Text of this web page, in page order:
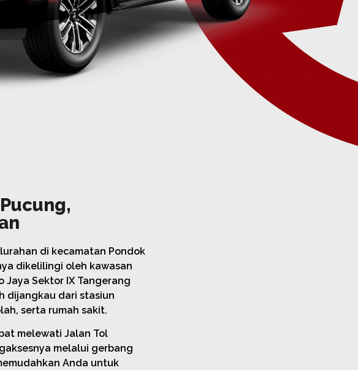
di kecamatan Pondok
dikelilingi oleh kawasan
Jaya Sektor IX Tangerang
dijangkau dari stasiun
serta rumah sakit.
melewati Jalan Tol
melalui gerbang
Anda untuk